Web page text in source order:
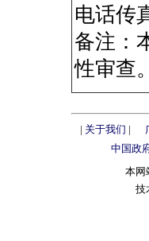
电话传
备注：
性审查。
| 关于我们 |
中国政
本网
技